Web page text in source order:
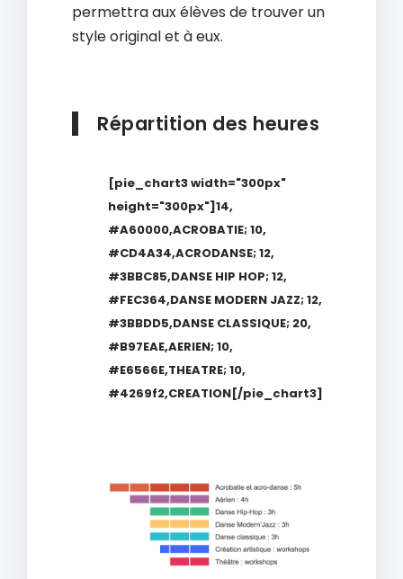
permettra aux élèves de trouver un
style original et à eux.
Répartition des heures
[pie_chart3 width="300px"
height="300px"]14,
#A60000,ACROBATIE; 10,
#CD4A34,ACRODANSE; 12,
#3BBC85,DANSE HIP HOP; 12,
#FEC364,DANSE MODERN JAZZ; 12,
#3BBDD5,DANSE CLASSIQUE; 20,
#B97EAE,AERIEN; 10,
#E6566E,THEATRE; 10,
#4269f2,CREATION[/pie_chart3]